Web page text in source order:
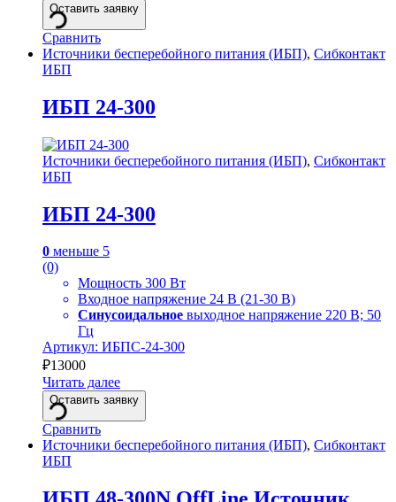
Оставить заявку
Сравнить
Источники бесперебойного питания (ИБП), Сибконтакт
ИБП
ИБП 24-300
Источники бесперебойного питания (ИБП), Сибконтакт
ИБП
ИБП 24-300
0 меньше 5
(0)
Мощность 300 Вт
Входное напряжение 24 В (21-30 В)
Синусоидальное выходное напряжение 220 В; 50
Гц
Артикул: ИБПС-24-300
₽13000
Читать далее
Оставить заявку
Сравнить
Источники бесперебойного питания (ИБП), Сибконтакт
ИБП